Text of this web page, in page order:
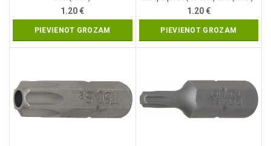
1.20€
PIEVIENOT GROZAM
1.20€
PIEVIENOT GROZAM